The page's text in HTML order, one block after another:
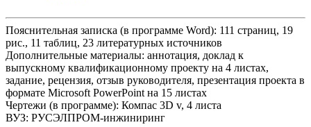
Пояснительная записка (в программе Word): 111 страниц, 19
рис., 11 таблиц, 23 литературных источников
Дополнительные материалы: аннотация, доклад к
выпускному квалификационному проекту на 4 листах,
задание, рецензия, отзыв руководителя, презентация проекта в
формате Microsoft PowerPoint на 15 листах
Чертежи (в программе): Компас 3D v, 4 листа
ВУЗ: РУСЭЛПРОМ-инжиниринг